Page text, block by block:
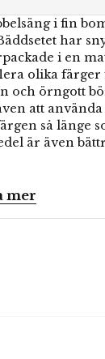
i fin
har
i en
olika färger
och örngott
att använda
så länge
är även
mer